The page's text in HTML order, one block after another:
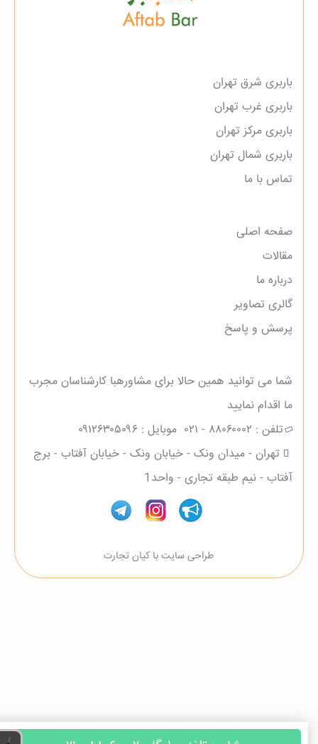
باربری شرق تهران
باربری غرب تهران
باربری مرکز تهران
باربری شمال تهران
تماس با ما
صفحه اصلی
مقالات
درباره ما
گالری تصاویر
پرسش و پاسخ
شما می توانید همین حالا برای مشاورهبا کارشناسان مجرب
ما اقدام نمایید
تلفن : ۸۸۰۶۰۰۰۲ - ۰۲۱ موبایل : ۰۹۱۲۶۳۰۵۰۹۶
تهران - میدان ونک - خیابان ونک - خیابان آفتاب - برج
آفتاب - نیم طبقه تجاری - واحد1
طراحی سایت با کیان تجارت